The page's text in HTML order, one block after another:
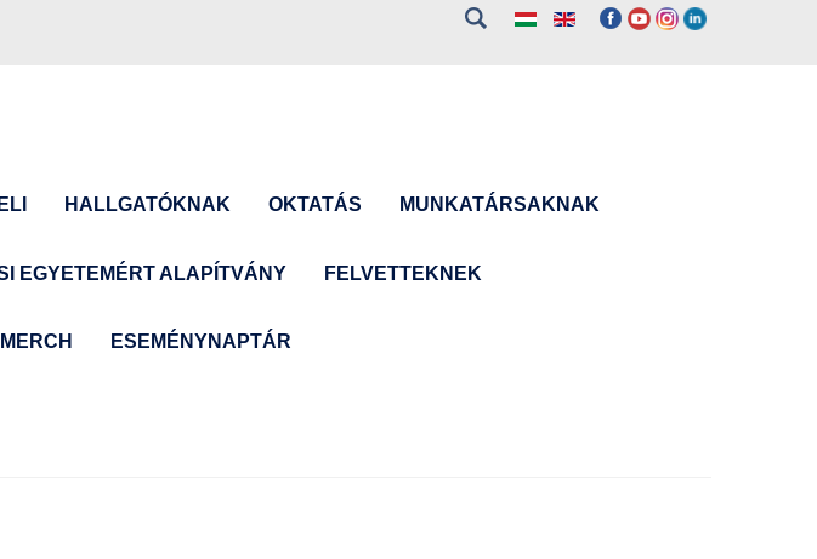
HALLGATÓKNAK OKTATÁS MUNKATÁRSAKNAK
EGYETEMÉRT ALAPÍTVÁNY FELVETTEKNEK
ESEMÉNYNAPTÁR